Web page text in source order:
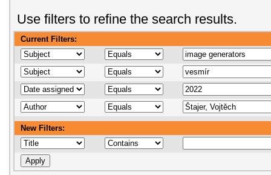
Use filters to refine the search results.
Current Filters:
New Filters: